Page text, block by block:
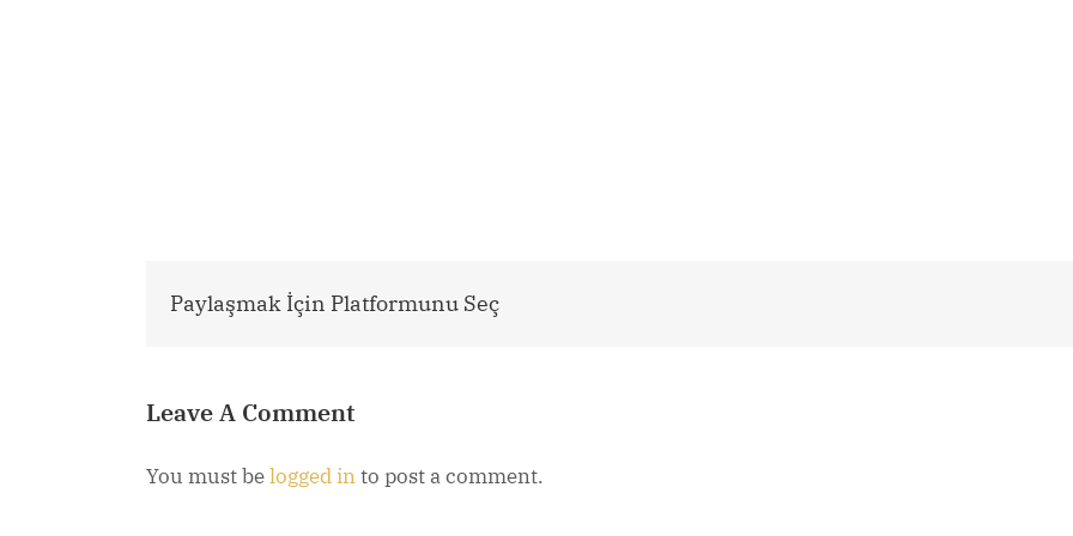
Paylaşmak İçin Platformunu Seç
Leave A Comment
You must belogged into post a comment.